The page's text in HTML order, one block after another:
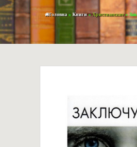
Головна» Книги»Христианские»